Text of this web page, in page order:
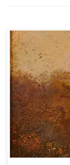
Bosquet (à
15x15cm Chemin